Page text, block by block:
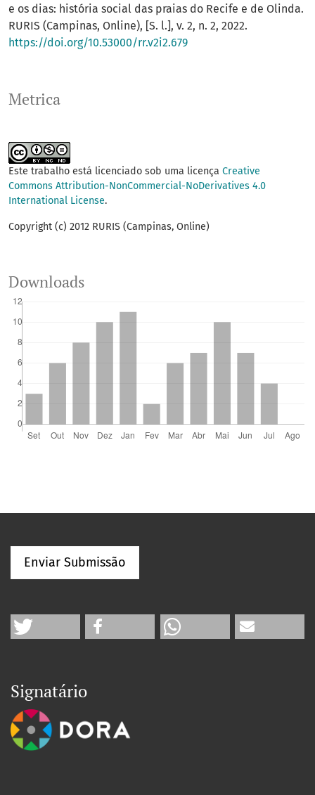
Metrica
e os dias: história social das praias do Recife e de Olinda.
RURIS (Campinas, Online), [S. l.], v. 2, n. 2, 2022.
https://doi.org/10.53000/rr.v2i2.679
Este trabalho está licenciado sob uma licença Creative
Commons Attribution-NonCommercial-NoDerivatives 4.0
International License.
Copyright (c) 2012 RURIS (Campinas, Online)
Downloads
Enviar Submissão
Signatário